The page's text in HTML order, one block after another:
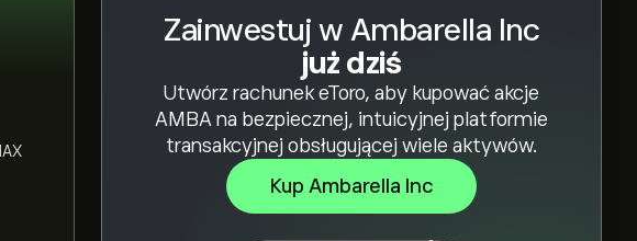
Zainwestuj w Ambarella Inc
już dziś
Utwórz rachunek eToro, aby kupować akcje
AMBA na bezpiecznej, intuicyjnej platformie
transakcyjnej obsługującej wiele aktywów.
Kup Ambarella Inc